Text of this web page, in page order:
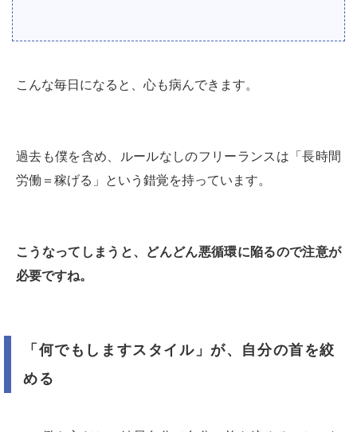
こんな毎日になると、心も病んできます。
過去も僕を含め、ルールなしのフリーランスは「長時間
労働＝稼げる」という錯覚を持っています。
こうなってしまうと、どんどん悪循環に陥るので注意が
必要ですね。
「何でもしますスタイル」が、自分の首を絞
める